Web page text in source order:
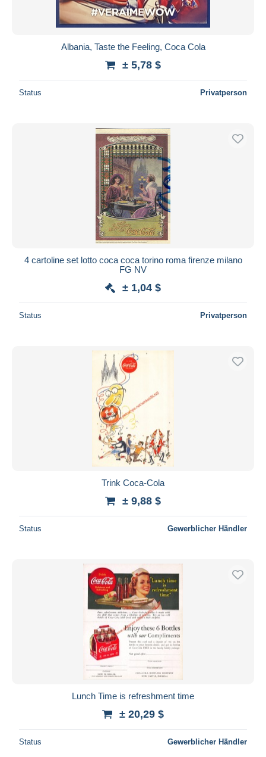
Albania, Taste the Feeling, Coca Cola
± 5,78 $
Status Privatperson
4 cartoline set lotto coca coca torino roma firenze milano
FG NV
± 1,04 $
Status Privatperson
Trink Coca-Cola
± 9,88 $
Status Gewerblicher Händler
Lunch Time is refreshment time
± 20,29 $
Status Gewerblicher Händler